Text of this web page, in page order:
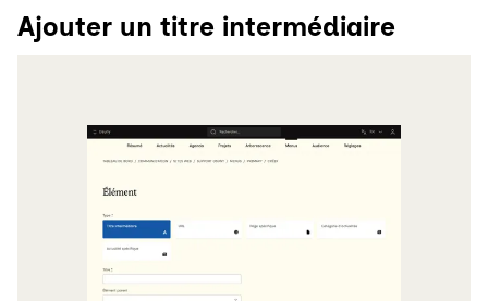
Ajouter un titre intermédiaire